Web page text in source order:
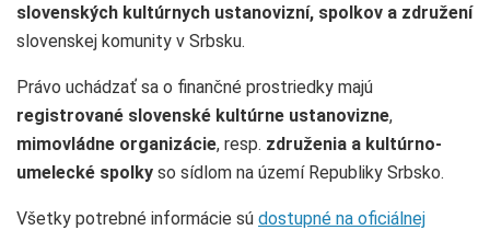
slovenských kultúrnych ustanovizní, spolkov a združení
slovenskej komunity v Srbsku.
Právo uchádzať sa o finančné prostriedky majú
registrované slovenské kultúrne ustanovizne,
mimovládne organizácie, resp. združenia a kultúrno-
umelecké spolky so sídlom na území Republiky Srbsko.
Všetky potrebné informácie sú dostupné na oficiálnej